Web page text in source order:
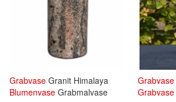
Grabvase Granit Himalaya
Blumenvase Grabmalvase
Grabvase
Grabvase